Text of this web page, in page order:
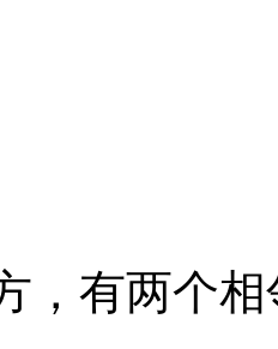
，有两个相